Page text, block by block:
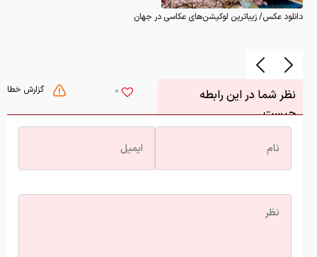
دانلود عکس/ زیباترین لوکیشن‌های عکاسی در جهان
گزارش خطا 0
نظر شما در این رابطه
چیست